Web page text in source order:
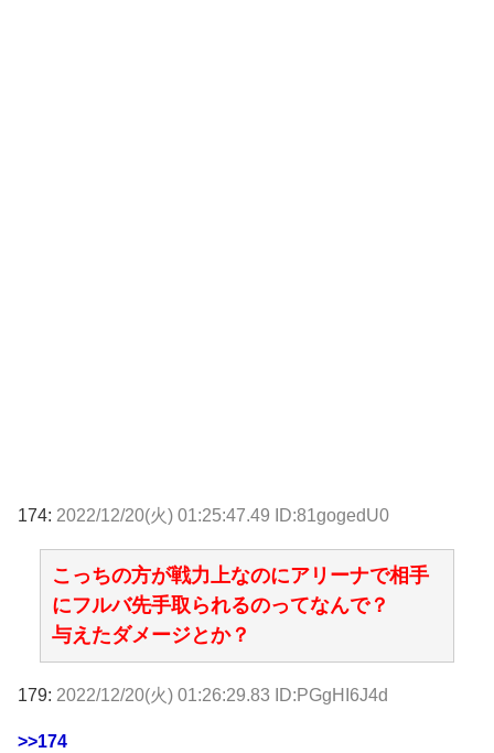
174: 2022/12/20(火) 01:25:47.49 ID:81gogedU0
こっちの方が戦力上なのにアリーナで相手
にフルバ先手取られるのってなんで？
与えたダメージとか？
179: 2022/12/20(火) 01:26:29.83 ID:PGgHI6J4d
>>174